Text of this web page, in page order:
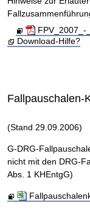
FPV_2007_-
Download-Hilfe?
Fallpauschalen-
(Stand 29.09.2006)
G-DRG-
nicht mit den DRG-
Abs. 1 KHEntgG)